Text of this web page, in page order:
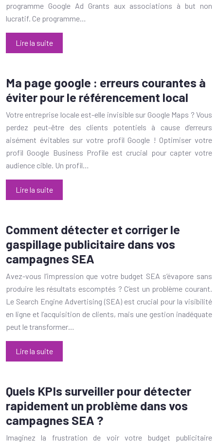
programme Google Ad Grants aux associations à but non
lucratif. Ce programme…
Lire la suite
Ma page google : erreurs courantes à
éviter pour le référencement local
Votre entreprise locale est-elle invisible sur Google Maps ? Vous
perdez peut-être des clients potentiels à cause d’erreurs
aisément évitables sur votre profil Google ! Optimiser votre
profil Google Business Profile est crucial pour capter votre
audience cible. Un profil…
Lire la suite
Comment détecter et corriger le
gaspillage publicitaire dans vos
campagnes SEA
Avez-vous l’impression que votre budget SEA s’évapore sans
produire les résultats escomptés ? C’est un problème courant.
Le Search Engine Advertising (SEA) est crucial pour la visibilité
en ligne et l’acquisition de clients, mais une gestion inadéquate
peut le transformer…
Lire la suite
Quels KPIs surveiller pour détecter
rapidement un problème dans vos
campagnes SEA ?
Imaginez la frustration de voir votre budget publicitaire